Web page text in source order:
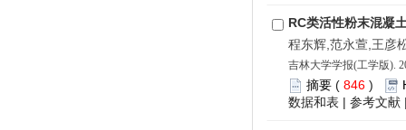
RC类活性粉末混凝
程东辉,范永萱,王彦
吉林大学学报(工学版).
摘要 ( 846 )
数据和表 | 参考文献